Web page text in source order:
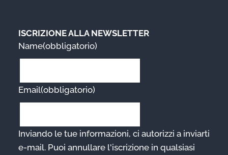
ISCRIZIONE ALLA NEWSLETTER
Name(obbligatorio)
Email(obbligatorio)
Inviando le tue informazioni, ci autorizzi a inviarti
e-mail. Puoi annullare l'iscrizione in qualsiasi